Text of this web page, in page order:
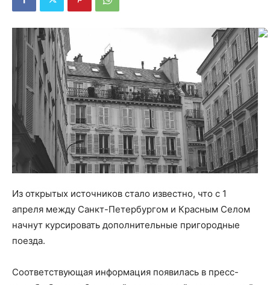
Из открытых источников стало известно, что с 1
апреля между Санкт-Петербургом и Красным Селом
начнут курсировать дополнительные пригородные
поезда.
Соответствующая информация появилась в пресс-